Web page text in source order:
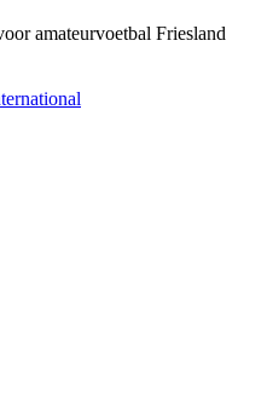
amateurvoetbal Friesland